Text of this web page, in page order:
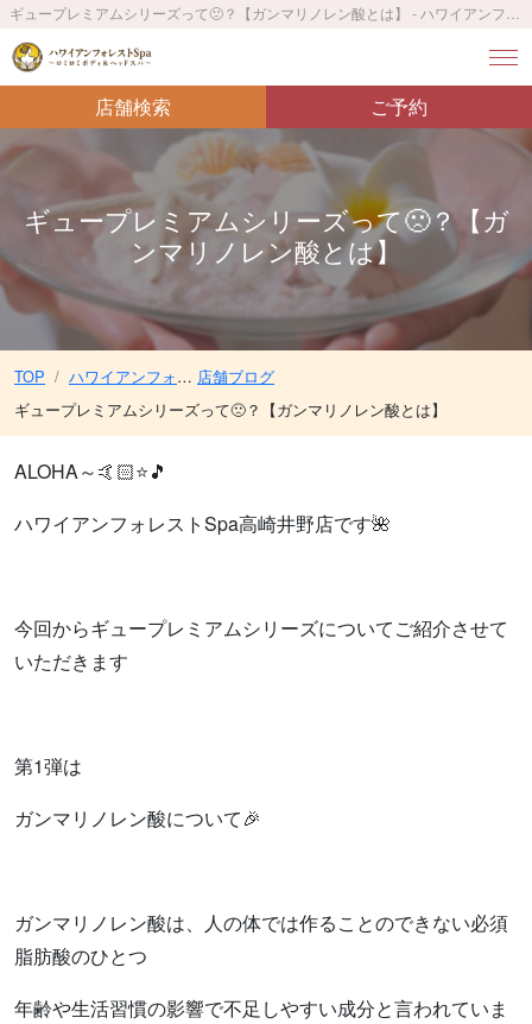
店舗検索 ご予約
ギュープレミアムシリーズって🙁？【ガ
ンマリノレン酸とは】
TOP ハワイアンフォレストSpa高崎井野店〜ロミロミボディ＆ヘッドスパ〜／井野駅 徒歩8分
店舗ブログ
ギュープレミアムシリーズって🙁？【ガンマリノレン酸とは】
ALOHA～🤙🏻⭐🎵
ハワイアンフォレストSpa高崎井野店です🌺
今回からギュープレミアムシリーズについてご紹介させて
いただきます
第1弾は
ガンマリノレン酸について🎉
ガンマリノレン酸は、人の体では作ることのできない必須
脂肪酸のひとつ
年齢や生活習慣の影響で不足しやすい成分と言われていま